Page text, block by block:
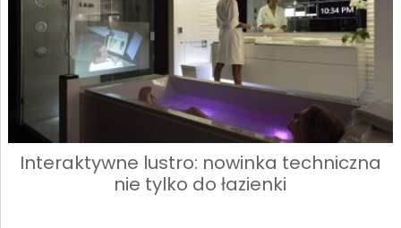
Interaktywne lustro: nowinka techniczna
nie tylko do łazienki